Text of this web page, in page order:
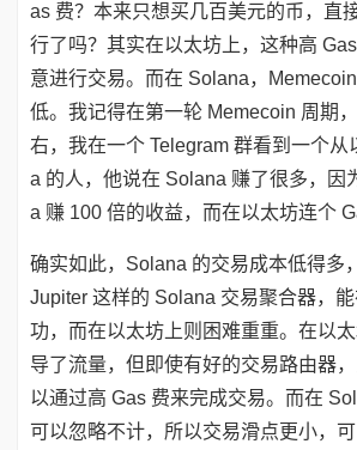
as 费？本来只想买几百美元的币，直
行了吗？其实在以太坊上，这种高
意进行交易。而在 Solana，
低。我记得在第一轮 Memecoin 周期
右，我在一个 Telegram 群看到一个从
a 的人，他说在 Solana 赚了很多，因
a 赚 100 倍的收益，而在以太坊连个
确实如此，Solana 的交易成本低得多
Jupiter 这样的 Solana 交易聚合器，
功，而在以太坊上则困难重重。在以
导了流量，但即使有好的交易路由器
以通过高 Gas 费来完成交易。而在
可以忽略不计，所以交易滑点更小，